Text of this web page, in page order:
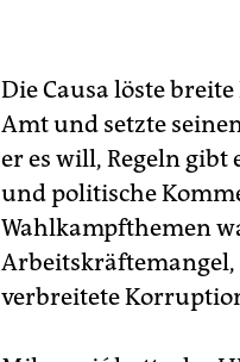
Die Causa löste
Amt und setzte
er es will, Regeln
und politische
Wahlkampfthemen
verbreitete